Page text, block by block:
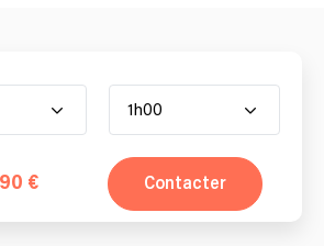
1h00
€ Contacter